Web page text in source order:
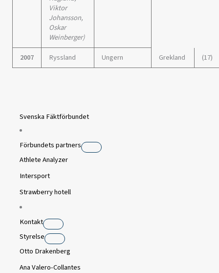
Viktor
Johansson,
Oskar
Weinberger)
2007
Ryssland Ungern Grekland (17)
Svenska Fäktförbundet
Förbundets partners
Athlete Analyzer
Intersport
Strawberry hotell
Kontakt
Styrelse
Otto Drakenberg
Ana Valero-Collantes